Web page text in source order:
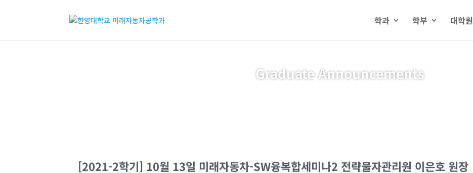
학과 학부 대학원
Graduate Announcements
[2021-2학기] 10월 13일 미래자동차-SW융복합세미나2 전략물자관리원 이은호 원장